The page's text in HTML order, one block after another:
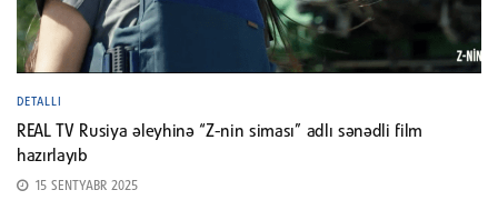
DETALLI
REAL TV Rusiya əleyhinə “Z-nin siması” adlı sənədli film
hazırlayıb
15 SENTYABR 2025